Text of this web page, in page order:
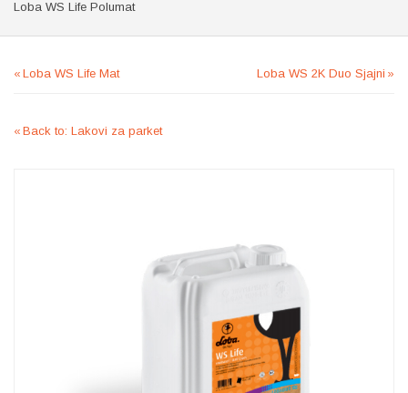
Loba WS Life Polumat
Loba WS Life Mat Loba WS 2K Duo Sjajni
Back to: Lakovi za parket